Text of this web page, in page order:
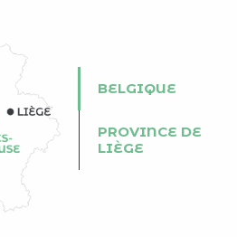
BELGIQUE
PROVINCE DE
LIÈGE